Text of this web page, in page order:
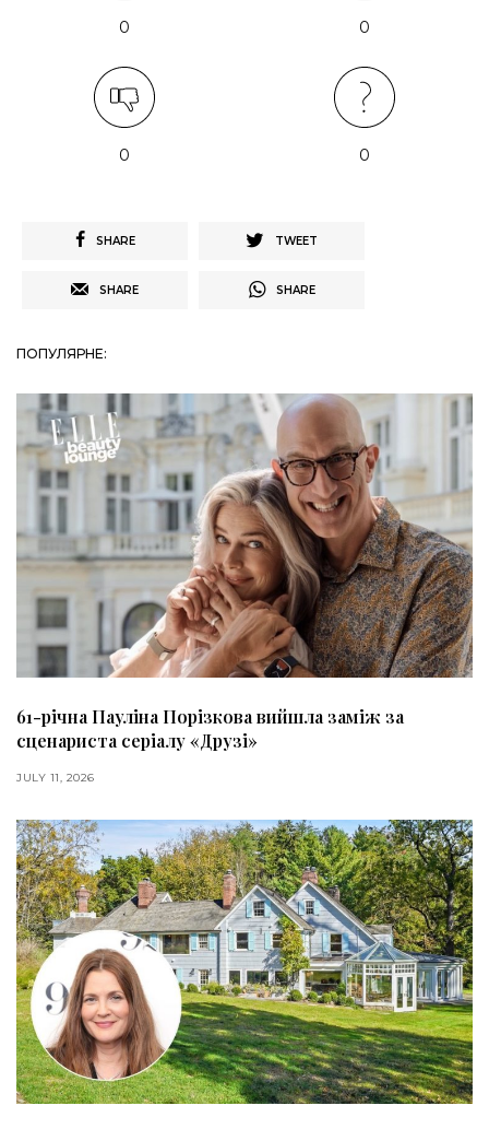
0 0
0 0
SHARE TWEET
SHARE SHARE
ПОПУЛЯРНЕ:
61-річна Пауліна Порізкова вийшла заміж за
сценариста серіалу «Друзі»
JULY 11, 2026